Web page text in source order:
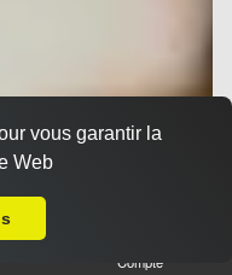
Compte
vous garantir la
Web